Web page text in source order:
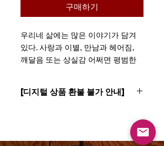
구매하기
우리네 삶에는 많은 이야기가 담겨
있다. 사랑과 이별, 만남과 헤어짐,
깨달음 또는 상실감 어쩌면 평범한
그렇게 대단하지 않은 일상이 담겨
한사람의 진정성을 느낄 수 있다. 바
로 음악으로 삶을 듣는 것이다. 그래
[디지털 상품 환불 불가 안내]
- 모든 디지털 상품은 결제 후 즉시 제
공되거나 접근이 개시되는 특성상, 결